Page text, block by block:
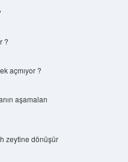
?
açmıyor ?
aşamaları
zeytine dönüşür